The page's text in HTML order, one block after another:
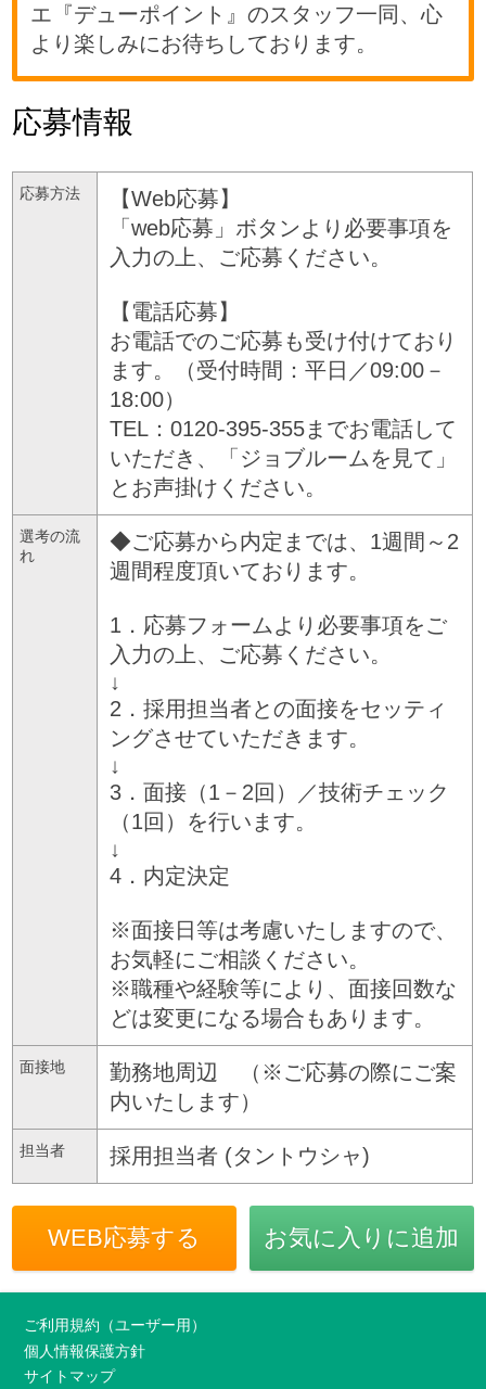
エ『デューポイント』のスタッフ一同、心
より楽しみにお待ちしております。
応募情報
応募方法
【Web応募】
「web応募」ボタンより必要事項を
入力の上、ご応募ください。
【電話応募】
お電話でのご応募も受け付けており
ます。（受付時間：平日／09:00－
18:00）
TEL：0120-395-355までお電話して
いただき、「ジョブルームを見て」
とお声掛けください。
選考の流
れ
◆ご応募から内定までは、1週間～2
週間程度頂いております。
1．応募フォームより必要事項をご
入力の上、ご応募ください。
↓
2．採用担当者との面接をセッティ
ングさせていただきます。
↓
3．面接（1－2回）／技術チェック
（1回）を行います。
↓
4．内定決定
※面接日等は考慮いたしますので、
お気軽にご相談ください。
※職種や経験等により、面接回数な
どは変更になる場合もあります。
面接地
勤務地周辺 （※ご応募の際にご案
内いたします）
担当者 採用担当者 (タントウシャ)
WEB応募する お気に入りに追加
ご利用規約（ユーザー用）
個人情報保護方針
サイトマップ